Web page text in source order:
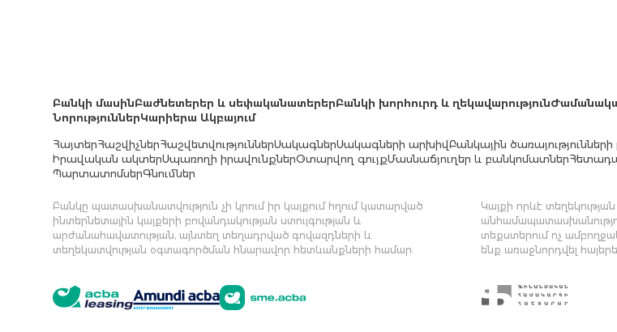
Բանկի մասինԲաժնետերեր և սեփականատերերԲանկի խորհուրդ և ղեկավարություն
ՆորություններԿարիերա Ակբայում
ՀայտերՀաշվիչներՀաշվետվություններՍակագներՍակագների արխիվԲանկային
Իրավական ակտերՍպառողի իրավունքներՕտարվող գույքՄասնաճյուղեր և բանկոմատներ
ՊարտատոմսերԳնումներ
Բանկը պատասխանատվություն չի կրում իր կայքում հղում կատարված
ինտերնետային կայքերի բովանդակության ստույգության և
արժանահավատության, այնտեղ տեղադրված գովազդների և
տեղեկատվության օգտագործման հնարավոր հետևանքների համար:
Կայքի որևէ
տեքստերում ոչ
ենք առաջնորդվել